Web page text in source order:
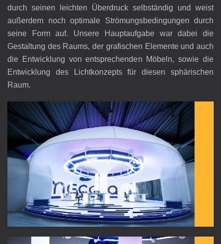
durch seinen leichten Überdruck selbständig und weist
außerdem noch optimale Strömungsbedingungen durch
seine Form auf. Unsere Hauptaufgabe war dabei die
Gestaltung des Raums, der grafischen Elemente und auch
die Entwicklung von entsprechenden Möbeln, sowie die
Entwicklung des Lichtkonzepts für diesen sphärischen
Raum.